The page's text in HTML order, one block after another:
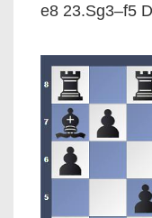
e8 23.Sg3–f5